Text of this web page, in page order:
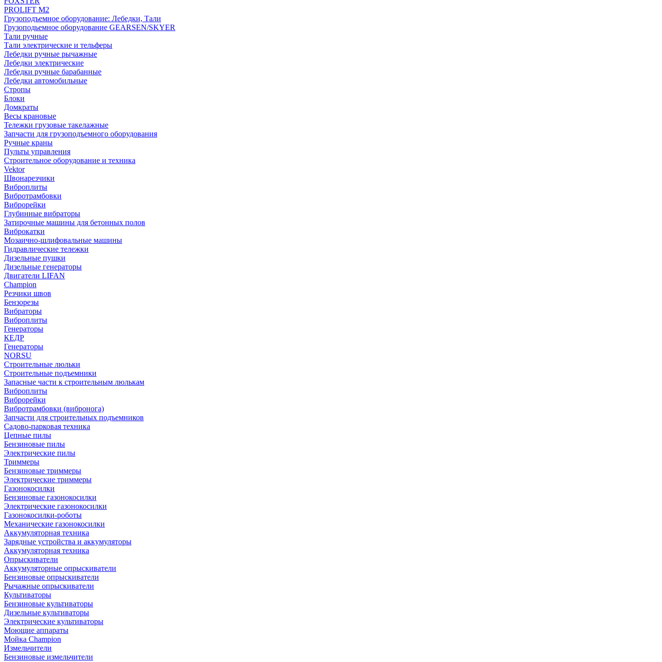
PROLIFT M2
Грузоподъемное оборудование: Лебедки, Тали
Грузоподьемное оборудование GEARSEN/SKYER
Тали ручные
Тали электрические и тельферы
Лебедки ручные рычажные
Лебедки электрические
Лебедки ручные барабанные
Лебедки автомобильные
Стропы
Блоки
Домкраты
Весы крановые
Тележки грузовые такелажные
Запчасти для грузоподъемного оборудования
Ручные краны
Пульты управления
Строительное оборудование и техника
Vektor
Швонарезчики
Виброплиты
Вибротрамбовки
Виброрейки
Глубинные вибраторы
Затирочные машины для бетонных полов
Виброкатки
Мозаично-шлифовальные машины
Гидравлические тележки
Дизельные пушки
Дизельные генераторы
Двигатели LIFAN
Champion
Резчики швов
Бензорезы
Вибраторы
Виброплиты
Генераторы
КЕДР
Генераторы
NORSU
Строительные люльки
Строительные подъемники
Запасные части к строительным люлькам
Виброплиты
Виброрейки
Вибротрамбовки (вибронога)
Запчасти для строительных подъемников
Садово-парковая техника
Цепные пилы
Бензиновые пилы
Электрические пилы
Триммеры
Бензиновые триммеры
Электрические триммеры
Газонокосилки
Бензиновые газонокосилки
Электрические газонокосилки
Газонокосилки-роботы
Механические газонокосилки
Аккумуляторная техника
Зарядные устройства и аккумуляторы
Аккумуляторная техника
Опрыскиватели
Аккумуляторные опрыскиватели
Бензиновые опрыскиватели
Рычажные опрыскиватели
Культиваторы
Бензиновые культиваторы
Дизельные культиваторы
Электрические культиваторы
Моющие аппараты
Мойка Champion
Измельчители
Бензиновые измельчители